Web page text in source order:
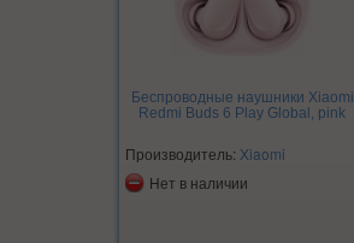
Беспроводные наушники Xiaomi
Redmi Buds 6 Play Global, pink
Производитель: Xiaomi
Нет в наличии